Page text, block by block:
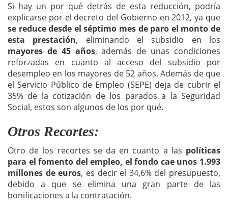
Si hay un por qué detrás de esta reducción, podría
explicarse por el decreto del Gobierno en 2012, ya que
se reduce desde el séptimo mes de paro el monto de
esta prestación, eliminando el subsidio en los
mayores de 45 años, además de unas condiciones
reforzadas en cuanto al acceso del subsidio por
desempleo en los mayores de 52 años. Además de que
el Servicio Público de Empleo (SEPE) deja de cubrir el
35% de la cotización de los parados a la Seguridad
Social, estos son algunos de los por qué.
Otros Recortes:
Otro de los recortes se da en cuanto a las políticas
para el fomento del empleo, el fondo cae unos 1.993
millones de euros, es decir el 34,6% del presupuesto,
debido a que se elimina una gran parte de las
bonificaciones a la contratación.